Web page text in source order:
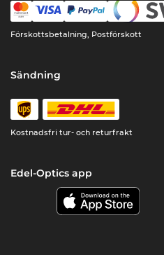
Förskottsbetalning, Postförskott
Sändning
Kostnadsfri tur- och returfrakt
Edel-Optics app